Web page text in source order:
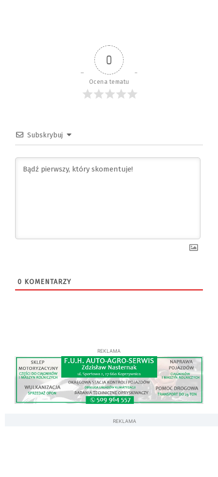
0
Ocena tematu
Subskrybuj
0 KOMENTARZY
REKLAMA
REKLAMA